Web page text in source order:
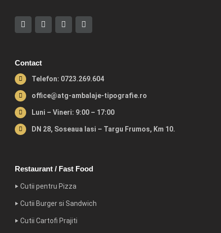
Contact
Telefon: 0723.269.604
office@atg-ambalaje-tipografie.ro
Luni – Vineri: 9:00 – 17:00
DN 28, Soseaua Iasi – Targu Frumos, Km 10.
Restaurant / Fast Food
‣ Cutii pentru Pizza
‣ Cutii Burger si Sandwich
‣ Cutii Cartofi Prajiti